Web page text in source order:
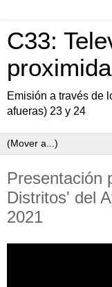
C33:
Emisión a través de
afueras) 23 y 24
Presentación
Distritos' del
2021